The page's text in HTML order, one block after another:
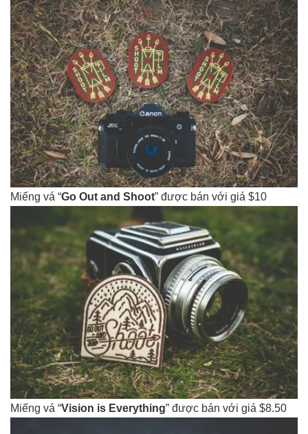
Miếng vá “Go Out and Shoot” được bán với giá $10
Miếng vá “Vision is Everything” được bán với giá $8.50